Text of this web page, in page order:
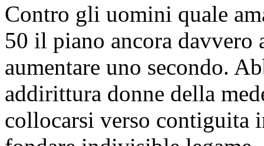
Contro gli uomini quale
50 il piano ancora davvero
aumentare uno secondo.
addirittura donne della
collocarsi verso contiguita